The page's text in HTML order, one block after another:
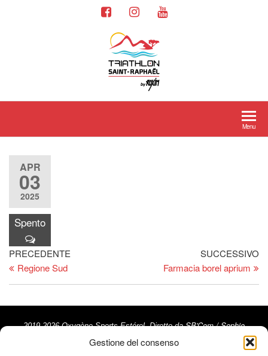
Gestione del consenso
Menu
APR
03
2025
Spento
PRECEDENTE
Regione Sud
SUCCESSIVO
Farmacia borel aprium
2019-2026 Oxygène Sports Estérel- Diretto daSB'Com / Sophie
- Tutti i diritti riservati - Riproduzione vietata - Crediti